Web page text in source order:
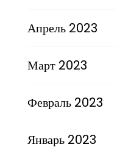
Апрель 2023
Март 2023
Февраль 2023
Январь 2023